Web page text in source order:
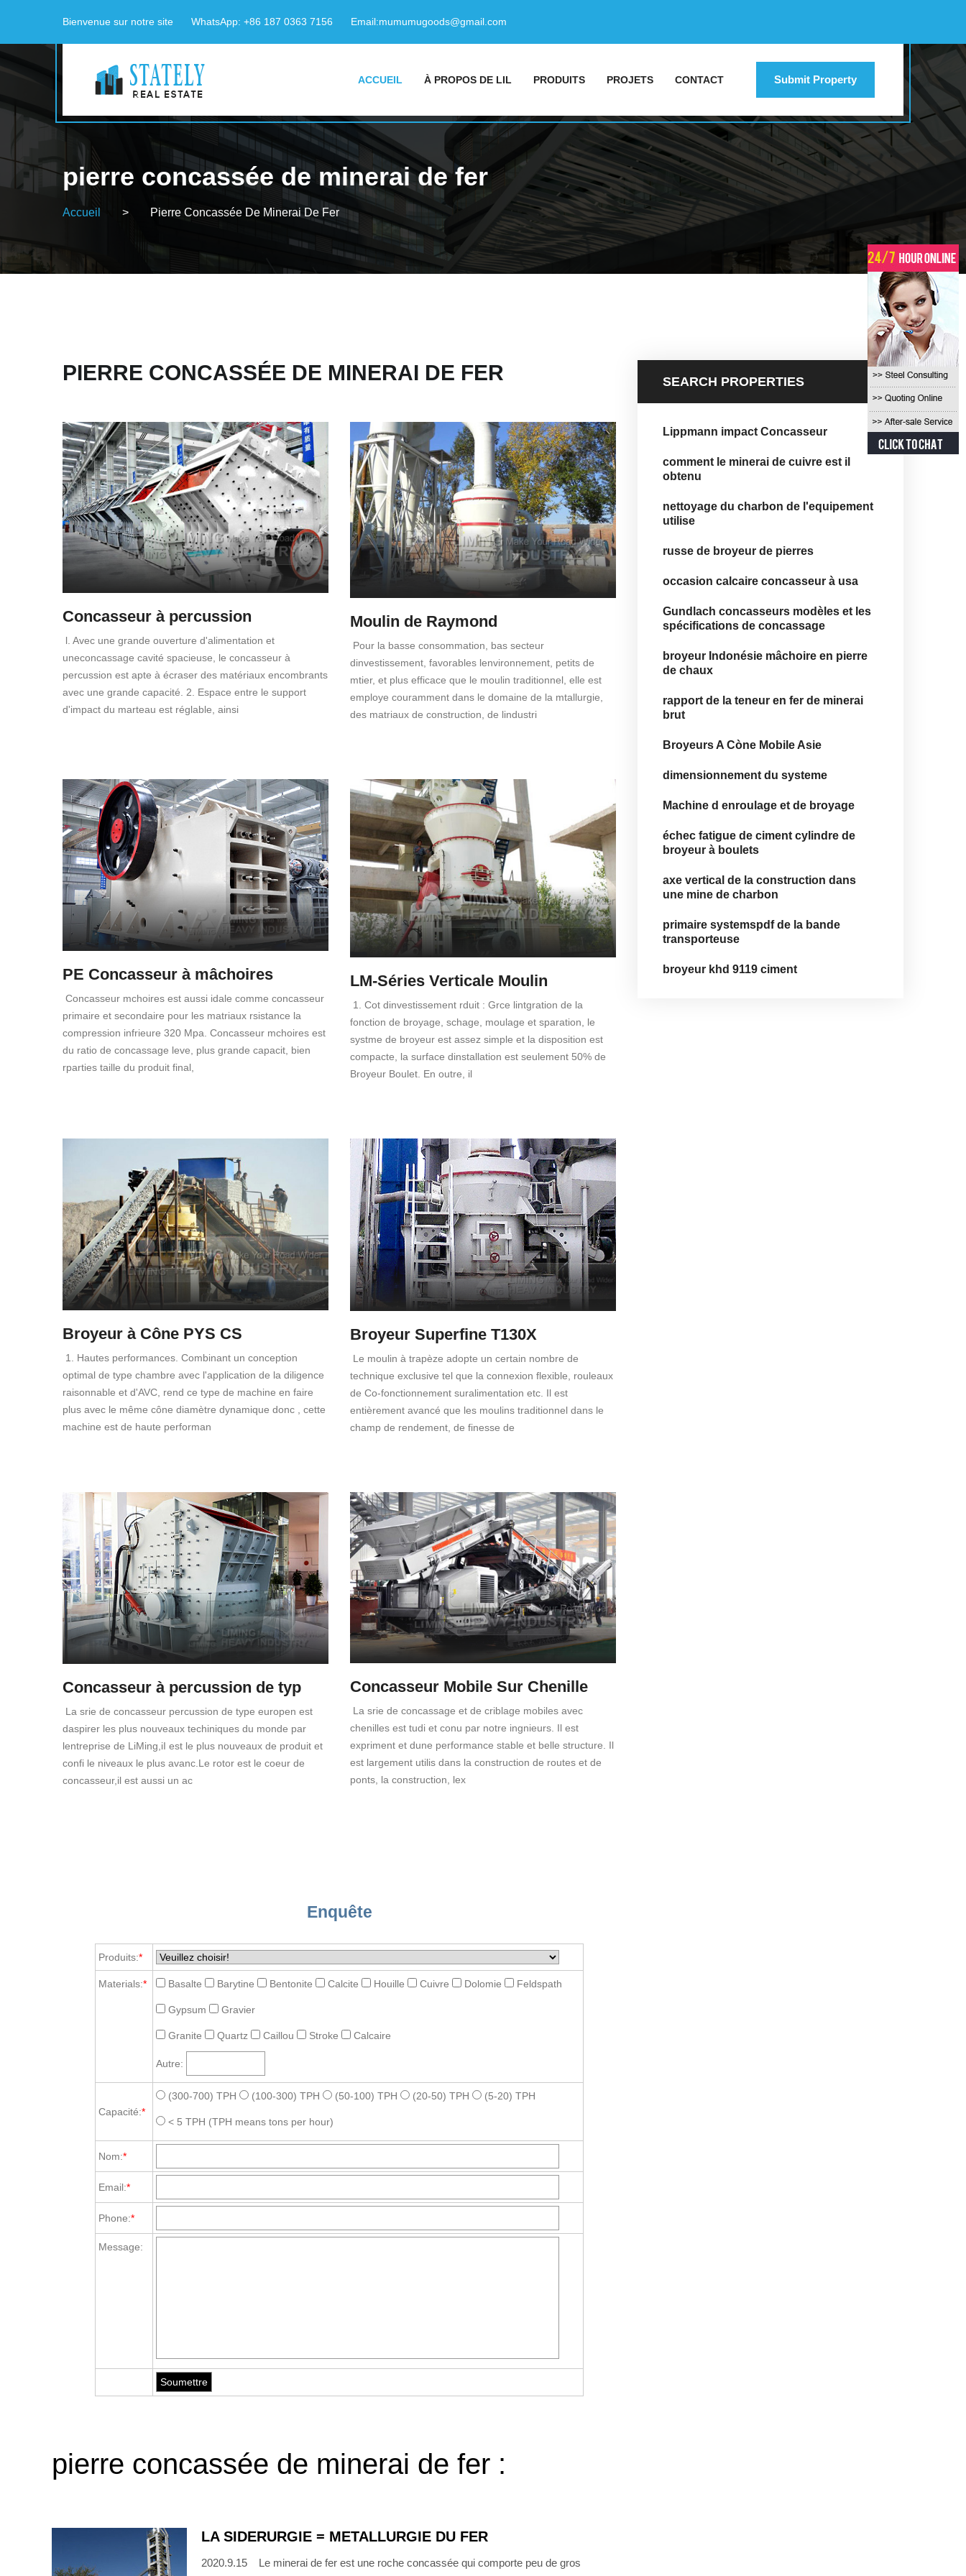
Bienvenue sur notre site WhatsApp: +86 187 0363 7156 Email:mumumugoods@gmail.com
ACCUEIL À PROPOS DE LIL PRODUITS PROJETS CONTACT Submit Property
pierre concassée de minerai de fer
Accueil > Pierre Concassée De Minerai De Fer
PIERRE CONCASSÉE DE MINERAI DE FER
Concasseur à percussion
l. Avec une grande ouverture d'alimentation et
uneconcassage cavité spacieuse, le concasseur à
percussion est apte à écraser des matériaux encombrants
avec une grande capacité. 2. Espace entre le support
d'impact du marteau est réglable, ainsi
Moulin de Raymond
Pour la basse consommation, bas secteur
dinvestissement, favorables lenvironnement, petits de
mtier, et plus efficace que le moulin traditionnel, elle est
employe couramment dans le domaine de la mtallurgie,
des matriaux de construction, de lindustri
PE Concasseur à mâchoires
Concasseur mchoires est aussi idale comme concasseur
primaire et secondaire pour les matriaux rsistance la
compression infrieure 320 Mpa. Concasseur mchoires est
du ratio de concassage leve, plus grande capacit, bien
rparties taille du produit final,
LM-Séries Verticale Moulin
1. Cot dinvestissement rduit : Grce lintgration de la
fonction de broyage, schage, moulage et sparation, le
systme de broyeur est assez simple et la disposition est
compacte, la surface dinstallation est seulement 50% de
Broyeur Boulet. En outre, il
Broyeur à Cône PYS CS
1. Hautes performances. Combinant un conception
optimal de type chambre avec l'application de la diligence
raisonnable et d'AVC, rend ce type de machine en faire
plus avec le même cône diamètre dynamique donc , cette
machine est de haute performan
Broyeur Superfine T130X
Le moulin à trapèze adopte un certain nombre de
technique exclusive tel que la connexion flexible, rouleaux
de Co-fonctionnement suralimentation etc. Il est
entièrement avancé que les moulins traditionnel dans le
champ de rendement, de finesse de
Concasseur à percussion de typ
La srie de concasseur percussion de type europen est
daspirer les plus nouveaux techiniques du monde par
lentreprise de LiMing,iI est le plus nouveaux de produit et
confi le niveaux le plus avanc.Le rotor est le coeur de
concasseur,il est aussi un ac
Concasseur Mobile Sur Chenille
La srie de concassage et de criblage mobiles avec
chenilles est tudi et conu par notre ingnieurs. Il est
expriment et dune performance stable et belle structure. Il
est largement utilis dans la construction de routes et de
ponts, la construction, lex
Enquête
Produits:*
Materials:* Basalte Barytine Bentonite Calcite Houille Cuivre Dolomie Feldspath
Gypsum Gravier
Granite Quartz Caillou Stroke Calcaire
Autre:
Capacité:*
(300-700) TPH (100-300) TPH (50-100) TPH (20-50) TPH (5-20) TPH
< 5 TPH (TPH means tons per hour)
Nom:*
Email:*
Phone:*
Message:
pierre concassée de minerai de fer :
LA SIDERURGIE = METALLURGIE DU FER
2020.9.15 Le minerai de fer est une roche concassée qui comporte peu de gros
SEARCH PROPERTIES
Lippmann impact Concasseur
comment le minerai de cuivre est il
obtenu
nettoyage du charbon de l'equipement
utilise
russe de broyeur de pierres
occasion calcaire concasseur à usa
Gundlach concasseurs modèles et les
spécifications de concassage
broyeur Indonésie mâchoire en pierre
de chaux
rapport de la teneur en fer de minerai
brut
Broyeurs A Còne Mobile Asie
dimensionnement du systeme
Machine d enroulage et de broyage
échec fatigue de ciment cylindre de
broyeur à boulets
axe vertical de la construction dans
une mine de charbon
primaire systemspdf de la bande
transporteuse
broyeur khd 9119 ciment